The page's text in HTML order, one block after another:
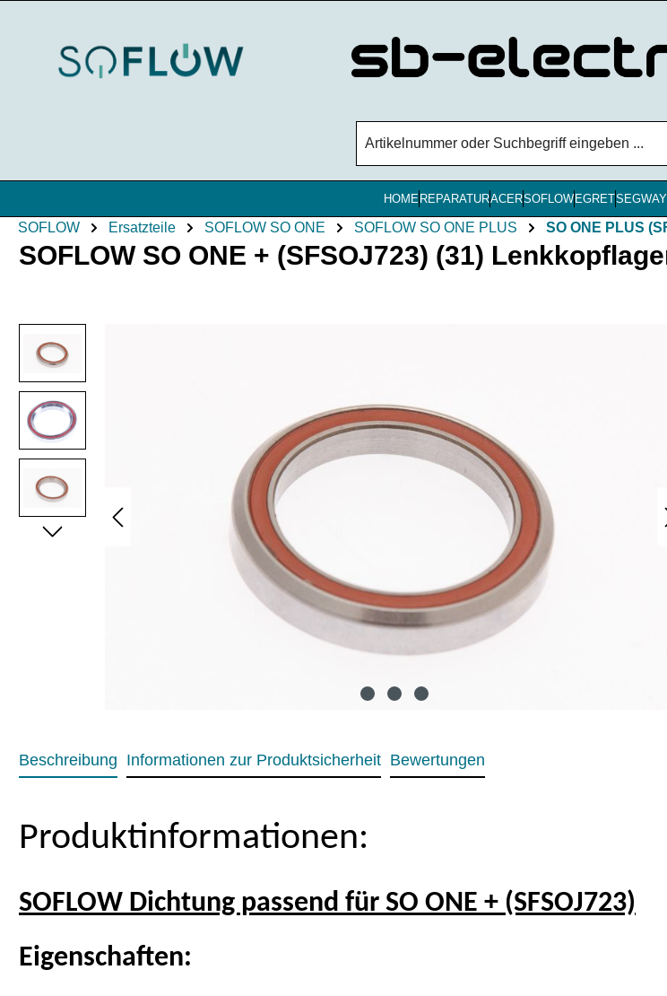
HOME REPARATURACERSOFLOW EGRETSEGWAY
SOFLOW Ersatzteile SOFLOW SO ONE SOFLOW SO ONE PLUS SO ONE PLUS
SOFLOW SO ONE + (SFSOJ723) (31)
Beschreibung Informationen zur Produktsicherheit Bewertungen
Produktinformationen:
SOFLOW Dichtung passend für SO ONE + (SFSOJ723)
Eigenschaften: